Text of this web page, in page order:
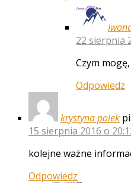
22 sierpnia
Czym
Odpowiedz
krystyna polek
15 sierpnia 2016 o
kolejne ważne
Odpowiedz